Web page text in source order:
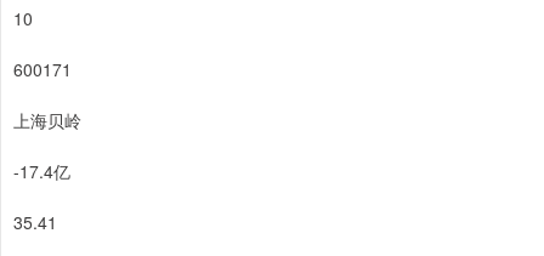
10
600171
上海贝岭
-17.4亿
35.41